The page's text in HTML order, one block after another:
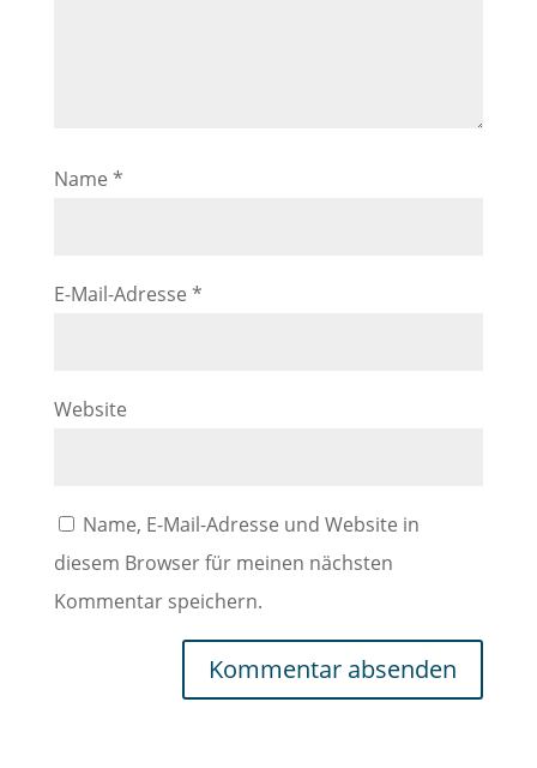
Name *
E-Mail-Adresse *
Website
Name, E-Mail-Adresse und Website in
diesem Browser für meinen nächsten
Kommentar speichern.